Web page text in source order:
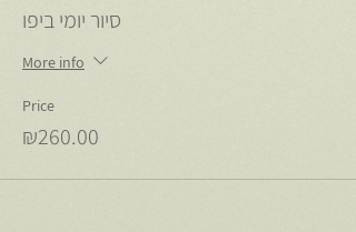
סיור יומי ביפו
More info
Price
₪260.00